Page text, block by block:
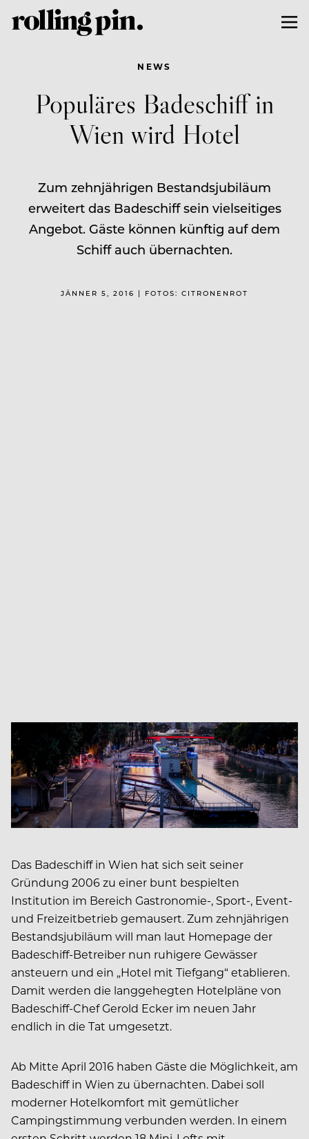
NEWS
Populäres Badeschiff in
Wien wird Hotel
Zum zehnjährigen Bestandsjubiläum
erweitert das Badeschiff sein vielseitiges
Angebot. Gäste können künftig auf dem
Schiff auch übernachten.
JÄNNER 5, 2016 | FOTOS: CITRONENROT
Das Badeschiff in Wien hat sich seit seiner
Gründung 2006 zu einer bunt bespielten
Institution im Bereich Gastronomie-, Sport-, Event-
und Freizeitbetrieb gemausert. Zum zehnjährigen
Bestandsjubiläum will man laut Homepage der
Badeschiff-Betreiber nun ruhigere Gewässer
ansteuern und ein „Hotel mit Tiefgang“ etablieren.
Damit werden die langgehegten Hotelpläne von
Badeschiff-Chef Gerold Ecker im neuen Jahr
endlich in die Tat umgesetzt.
Ab Mitte April 2016 haben Gäste die Möglichkeit, am
Badeschiff in Wien zu übernachten. Dabei soll
moderner Hotelkomfort mit gemütlicher
Campingstimmung verbunden werden. In einem